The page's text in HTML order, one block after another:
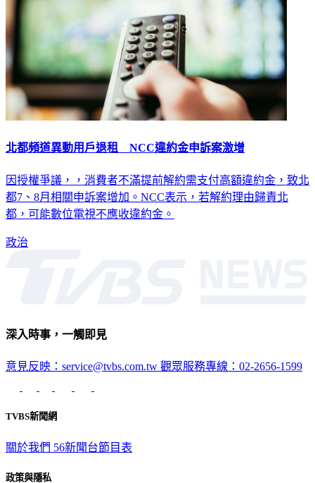
北都頻道異動用戶退租 NCC違約金申訴案激增
因授權爭議，，消費者不滿提前解約需支付高額違約金，致北
都7、8月相關申訴案增加。NCC表示，若解約理由歸責北
都，可能數位電視不應收違約金。
政治
深入時事，一觸即見
意見反映：service@tvbs.com.tw 觀眾服務專線：02-2656-1599
TVBS新聞網
關於我們 56新聞台節目表
政策與隱私